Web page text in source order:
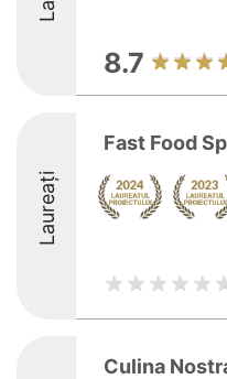
8.7
Laureați
Fast Food
Culina